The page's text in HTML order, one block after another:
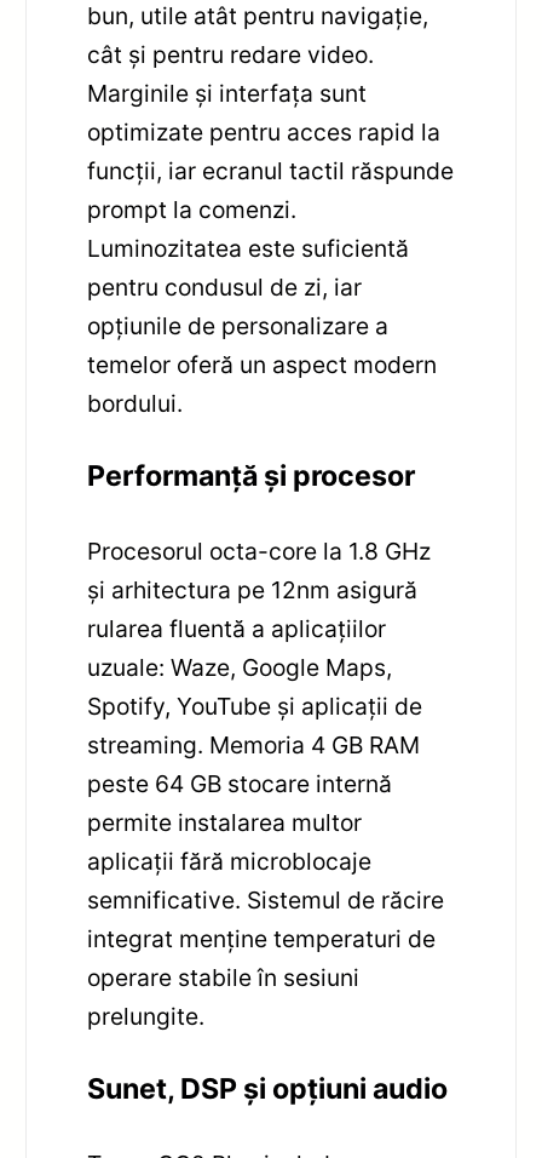
bun, utile atât pentru navigație,
cât și pentru redare video.
Marginile și interfața sunt
optimizate pentru acces rapid la
funcții, iar ecranul tactil răspunde
prompt la comenzi.
Luminozitatea este suficientă
pentru condusul de zi, iar
opțiunile de personalizare a
temelor oferă un aspect modern
bordului.
Performanță și procesor
Procesorul octa-core la 1.8 GHz
și arhitectura pe 12nm asigură
rularea fluentă a aplicațiilor
uzuale: Waze, Google Maps,
Spotify, YouTube și aplicații de
streaming. Memoria 4 GB RAM
peste 64 GB stocare internă
permite instalarea multor
aplicații fără microblocaje
semnificative. Sistemul de răcire
integrat menține temperaturi de
operare stabile în sesiuni
prelungite.
Sunet, DSP și opțiuni audio